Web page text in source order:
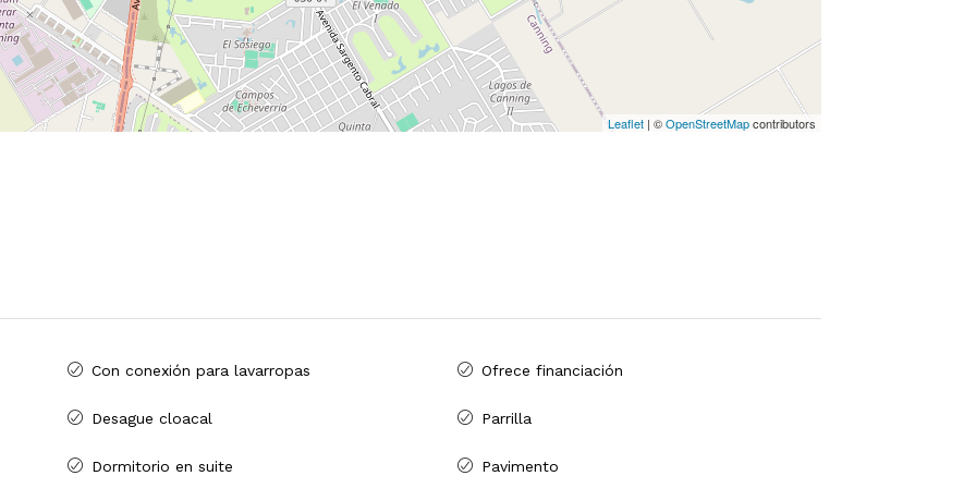
Leaflet | ©OpenStreetMapcontributors
Con conexión para lavarropas
Desague cloacal
Dormitorio en suite
Ofrece financiación
Parrilla
Pavimento